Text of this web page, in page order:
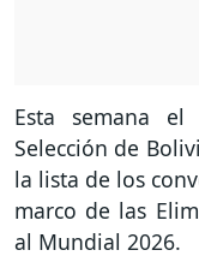
Esta semana
Selección de
la lista de los
marco de las
al Mundial 2026.